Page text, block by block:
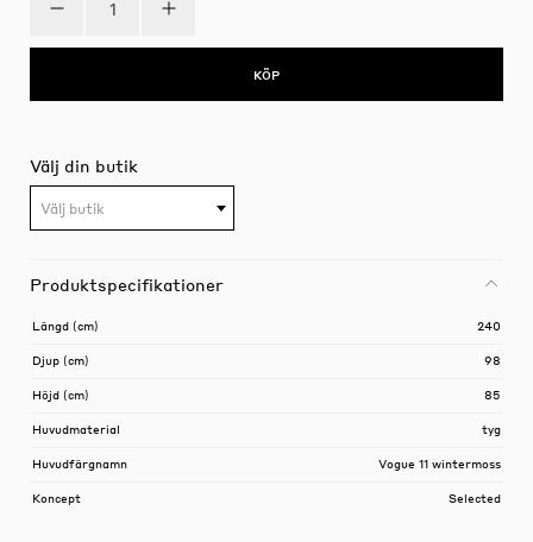
KÖP
Välj din butik
Välj butik
Produktspecifikationer
Längd (cm) 240
Djup (cm) 98
Höjd (cm) 85
Huvudmaterial tyg
Huvudfärgnamn Vogue 11 wintermoss
Koncept Selected